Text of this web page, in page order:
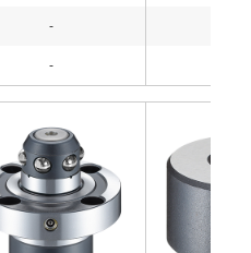
-
-